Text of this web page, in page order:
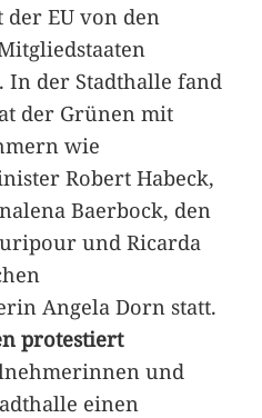
der EU von den
In der Stadthalle fand
der Grünen mit
wie
Robert Habeck,
Baerbock, den
und Ricarda
Angela Dorn statt.
protestiert
und
einen